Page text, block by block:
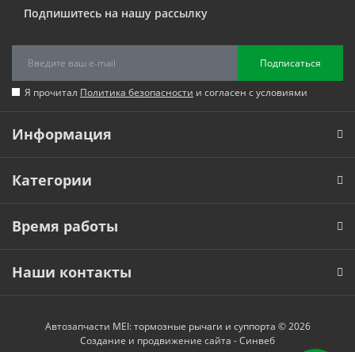
Подпишитесь на нашу рассылку
Подписаться
Я прочитал Политика безопасности и согласен с условиями
Информация
Категории
Время работы
Наши контакты
Автозапчасти MEI: тормозные рычаги и суппорта © 2026
Создание и продвижение сайта -Синвеб